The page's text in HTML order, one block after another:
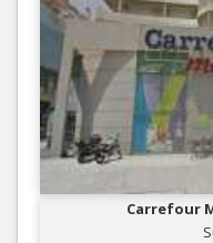
Carrefour